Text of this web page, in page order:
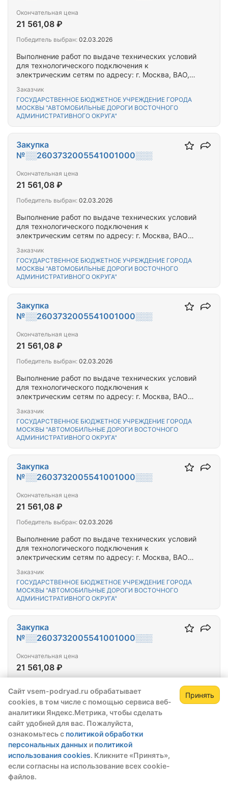
Сайт vsem-podryad.ru обрабатывает
cookies, в том числе с помощью сервиса веб-
аналитики Яндекс.Метрика, чтобы сделать
сайт удобней для вас. Пожалуйста,
ознакомьтесь с политикой обработки
персональных данных и политикой
использования cookies. Кликните «Принять»,
если согласны на использование всех cookie-
файлов.
Принять
Выполнение работ по выдаче технических условий
для технологического подключения к
электрическим сетям по адресу: г. Москва, ВАО,
д.12 к.1, д.12 к.2, д.2 к.1, д.2 к.2, д.8 к.1, д.8 к.2
Заказчик
ГОСУДАРСТВЕННОЕ БЮДЖЕТНОЕ УЧРЕЖДЕНИЕ ГОРОДА
МОСКВЫ "АВТОМОБИЛЬНЫЕ ДОРОГИ ВОСТОЧНОГО
АДМИНИСТРАТИВНОГО ОКРУГА"
Окончательная цена
21 561,08 ₽
Победитель выбран: 02.03.2026
Выполнение работ по выдаче технических условий
для технологического подключения к
электрическим сетям по адресу: г. Москва, ВАО
13, 15 к.1, Реутовская ул. 12 к.1
Заказчик
ГОСУДАРСТВЕННОЕ БЮДЖЕТНОЕ УЧРЕЖДЕНИЕ ГОРОДА
МОСКВЫ "АВТОМОБИЛЬНЫЕ ДОРОГИ ВОСТОЧНОГО
АДМИНИСТРАТИВНОГО ОКРУГА"
Закупка
№░░2603732005541001000░░░
Окончательная цена
21 561,08 ₽
Победитель выбран: 02.03.2026
Выполнение работ по выдаче технических условий
для технологического подключения к
электрическим сетям по адресу: г. Москва, ВАО
Краснобогатырская 9;
Заказчик
ГОСУДАРСТВЕННОЕ БЮДЖЕТНОЕ УЧРЕЖДЕНИЕ ГОРОДА
МОСКВЫ "АВТОМОБИЛЬНЫЕ ДОРОГИ ВОСТОЧНОГО
АДМИНИСТРАТИВНОГО ОКРУГА"
Закупка
№░░2603732005541001000░░░
Окончательная цена
21 561,08 ₽
Победитель выбран: 02.03.2026
Выполнение работ по выдаче технических условий
для технологического подключения к
электрическим сетям по адресу: г. Москва, ВАО
Заказчик
ГОСУДАРСТВЕННОЕ БЮДЖЕТНОЕ УЧРЕЖДЕНИЕ ГОРОДА
МОСКВЫ "АВТОМОБИЛЬНЫЕ ДОРОГИ ВОСТОЧНОГО
АДМИНИСТРАТИВНОГО ОКРУГА"
Закупка
№░░2603732005541001000░░░
Окончательная цена
21 561,08 ₽
Победитель выбран: 02.03.2026
Выполнение работ по выдаче технических условий
для технологического подключения к
электрическим сетям по адресу: г. Москва, ВАО
Новокосинская ул. д.44
Заказчик
ГОСУДАРСТВЕННОЕ БЮДЖЕТНОЕ УЧРЕЖДЕНИЕ ГОРОДА
МОСКВЫ "АВТОМОБИЛЬНЫЕ ДОРОГИ ВОСТОЧНОГО
АДМИНИСТРАТИВНОГО ОКРУГА"
Закупка
№░░2603732005541001000░░░
Окончательная цена
21 561,08 ₽